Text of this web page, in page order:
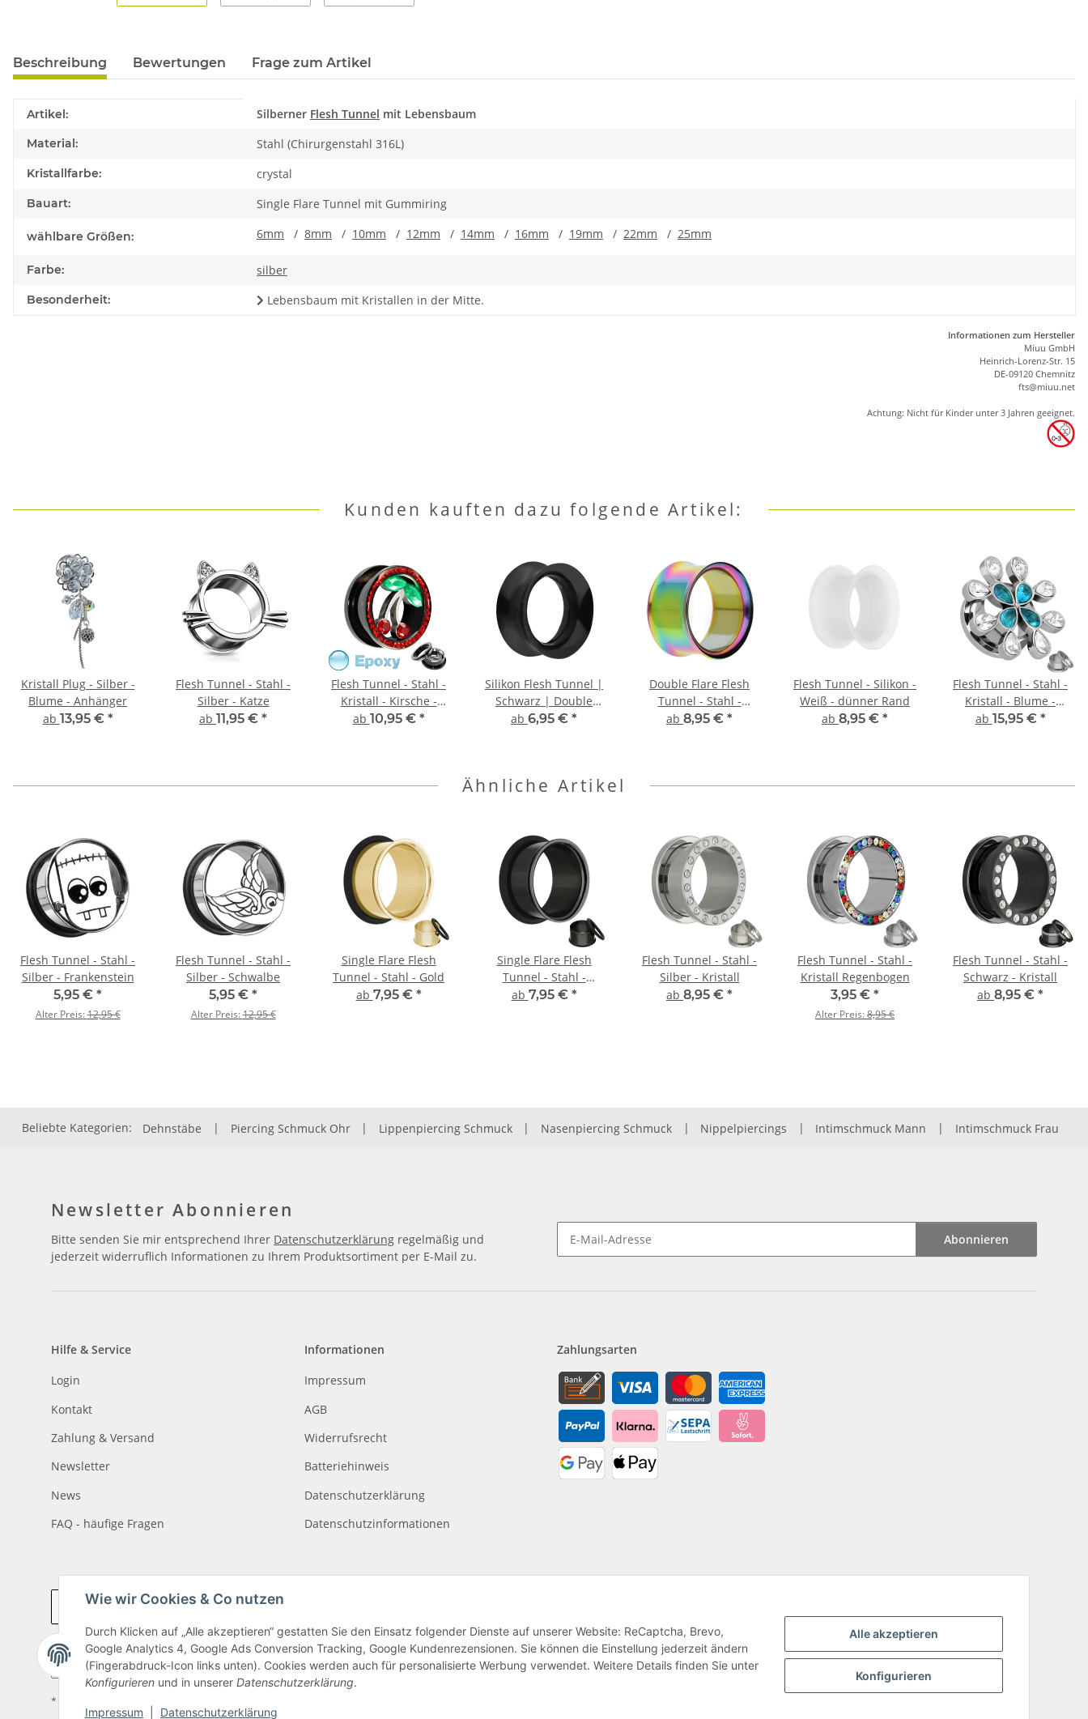
Alle akzeptieren
Konfigurieren
Wie wir Cookies & Co nutzen
Durch Klicken auf „Alle akzeptieren“ gestatten Sie den Einsatz folgender Dienste auf unserer Website: ReCaptcha, Brevo,
Google Analytics 4, Google Ads Conversion Tracking, Google Kundenrezensionen. Sie können die Einstellung jederzeit ändern
(Fingerabdruck-Icon links unten). Cookies werden auch für personalisierte Werbung verwendet. Weitere Details finden Sie unter
Konfigurieren und in unserer Datenschutzerklärung.
Impressum Datenschutzerklärung
Beschreibung Bewertungen Frage zum Artikel
Produkteigenschaft
Wert
Artikel: Silberner Flesh Tunnel mit Lebensbaum
Material: Stahl (Chirurgenstahl 316L)
Kristallfarbe: crystal
Bauart: Single Flare Tunnel mit Gummiring
wählbare Größen: 6mm / 8mm / 10mm / 12mm / 14mm / 16mm / 19mm / 22mm / 25mm
Farbe: silber
Besonderheit: Lebensbaum mit Kristallen in der Mitte.
Informationen zum Hersteller
Miuu GmbH
Heinrich-Lorenz-Str. 15
DE-09120 Chemnitz
fts@miuu.net
Achtung: Nicht für Kinder unter 3 Jahren geeignet.
Kunden kauften dazu folgende Artikel:
Kristall Plug - Silber -
Blume - Anhänger
ab 13,95 € *
Flesh Tunnel - Stahl -
Silber - Katze
ab 11,95 € *
Flesh Tunnel - Stahl -
Kristall - Kirsche -
Schwarz
ab 10,95 € *
Silikon Flesh Tunnel |
Schwarz | Double
Flared Ohrtunnel |
ab 6,95 € *
Double Flare Flesh
Tunnel - Stahl -
Regenbogen
ab 8,95 € *
Flesh Tunnel - Silikon -
Weiß - dünner Rand
ab 8,95 € *
Flesh Tunnel - Stahl -
Kristall - Blume -
Hellblau
ab 15,95 € *
Ähnliche Artikel
Flesh Tunnel - Stahl -
Silber - Frankenstein
5,95 € *
Alter Preis:12,95 €
Flesh Tunnel - Stahl -
Silber - Schwalbe
5,95 € *
Alter Preis:12,95 €
Single Flare Flesh
Tunnel - Stahl - Gold
ab 7,95 € *
Single Flare Flesh
Tunnel - Stahl -
Schwarz
ab 7,95 € *
Flesh Tunnel - Stahl -
Silber - Kristall
ab 8,95 € *
Flesh Tunnel - Stahl -
Kristall Regenbogen
3,95 € *
Alter Preis:8,95 €
Flesh Tunnel - Stahl -
Schwarz - Kristall
ab 8,95 € *
Beliebte Kategorien: Dehnstäbe | Piercing Schmuck Ohr | Lippenpiercing Schmuck | Nasenpiercing Schmuck | Nippelpiercings | Intimschmuck Mann | Intimschmuck Frau
Newsletter Abonnieren
Bitte senden Sie mir entsprechend Ihrer Datenschutzerklärung regelmäßig und
jederzeit widerruflich Informationen zu Ihrem Produktsortiment per E-Mail zu.
Abonnieren
Hilfe & Service
Login
Kontakt
Zahlung & Versand
Newsletter
News
FAQ - häufige Fragen
Informationen
Impressum
AGB
Widerrufsrecht
Batteriehinweis
Datenschutzerklärung
Datenschutzinformationen
Zahlungsarten
Vertrag widerrufen
* Alle Preise inkl. gesetzlicher USt., zzgl.